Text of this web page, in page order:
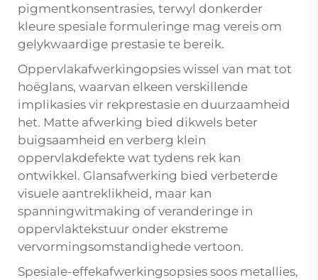
pigmentkonsentrasies, terwyl donkerder
kleure spesiale formuleringe mag vereis om
gelykwaardige prestasie te bereik.
Oppervlakafwerkingopsies wissel van mat tot
hoëglans, waarvan elkeen verskillende
implikasies vir rekprestasie en duurzaamheid
het. Matte afwerking bied dikwels beter
buigsaamheid en verberg klein
oppervlakdefekte wat tydens rek kan
ontwikkel. Glansafwerking bied verbeterde
visuele aantreklikheid, maar kan
spanningwitmaking of veranderinge in
oppervlaktekstuur onder ekstreme
vervormingsomstandighede vertoon.
Spesiale-effekafwerkingsopsies soos metallies,